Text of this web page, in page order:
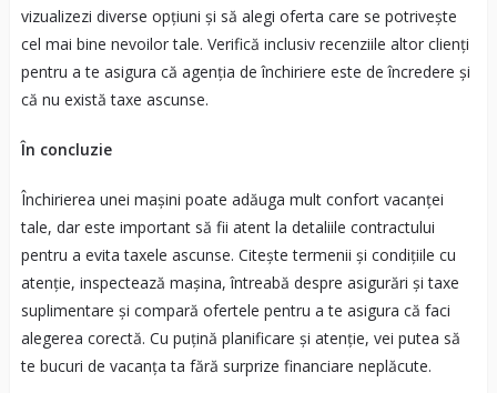
vizualizezi diverse opțiuni și să alegi oferta care se potrivește
cel mai bine nevoilor tale. Verifică inclusiv recenziile altor clienți
pentru a te asigura că agenția de închiriere este de încredere și
că nu există taxe ascunse.
În concluzie
Închirierea unei mașini poate adăuga mult confort vacanței
tale, dar este important să fii atent la detaliile contractului
pentru a evita taxele ascunse. Citește termenii și condițiile cu
atenție, inspectează mașina, întreabă despre asigurări și taxe
suplimentare și compară ofertele pentru a te asigura că faci
alegerea corectă. Cu puțină planificare și atenție, vei putea să
te bucuri de vacanța ta fără surprize financiare neplăcute.